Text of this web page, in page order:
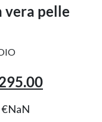
vera pelle
€NaN